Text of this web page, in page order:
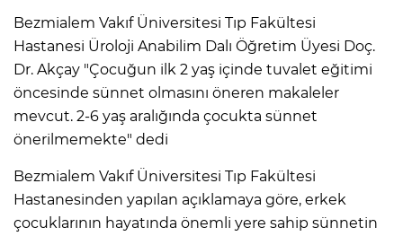
Bezmialem Vakıf Üniversitesi Tıp Fakültesi
Hastanesi Üroloji Anabilim Dalı Öğretim Üyesi Doç.
Dr. Akçay "Çocuğun ilk 2 yaş içinde tuvalet eğitimi
öncesinde sünnet olmasını öneren makaleler
mevcut. 2-6 yaş aralığında çocukta sünnet
önerilmemekte" dedi
Bezmialem Vakıf Üniversitesi Tıp Fakültesi
Hastanesinden yapılan açıklamaya göre, erkek
çocuklarının hayatında önemli yere sahip sünnetin